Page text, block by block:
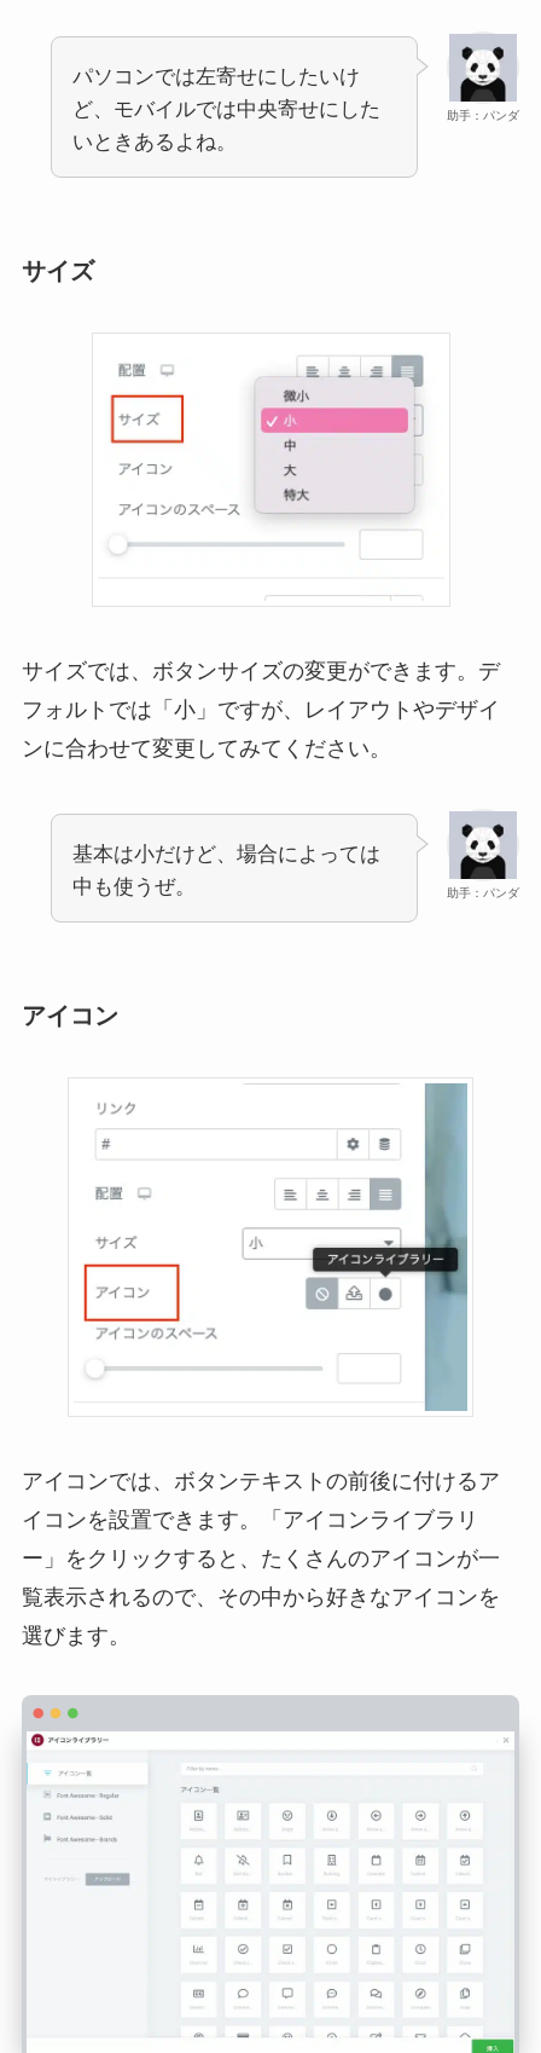
助手：パンダ
パソコンでは左寄せにしたいけ
ど、モバイルでは中央寄せにした
いときあるよね。
サイズ
サイズでは、ボタンサイズの変更ができます。デ
フォルトでは「小」ですが、レイアウトやデザイ
ンに合わせて変更してみてください。
助手：パンダ
基本は小だけど、場合によっては
中も使うぜ。
アイコン
アイコンでは、ボタンテキストの前後に付けるア
イコンを設置できます。「アイコンライブラリ
ー」をクリックすると、たくさんのアイコンが一
覧表示されるので、その中から好きなアイコンを
選びます。